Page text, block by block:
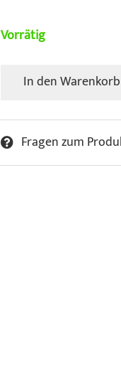
Vorrätig
Mehdi
Taxi
Menge
In den Warenkorb
Fragen zum